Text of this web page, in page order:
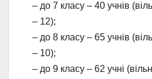
– до 7 класу – 40 учнів
– 12);
– до 8 класу – 65 учнів
– 10);
– до 9 класу – 62 учні